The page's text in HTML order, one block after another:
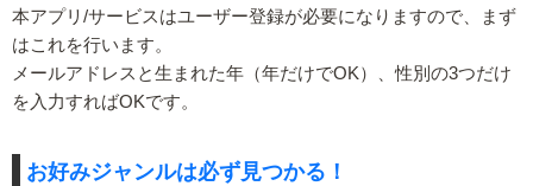
本アプリ/サービスはユーザー登録が必要になりますので、まず
はこれを行います。
メールアドレスと生まれた年（年だけでOK）、性別の3つだけ
を入力すればOKです。
お好みジャンルは必ず見つかる！